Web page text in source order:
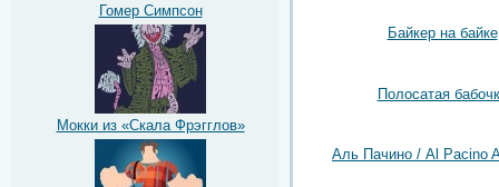
Гомер Симпсон
Мокки из «Скала Фрэгглов»
Байкер на байке
Полосатая
Аль Пачино / Al Pacino